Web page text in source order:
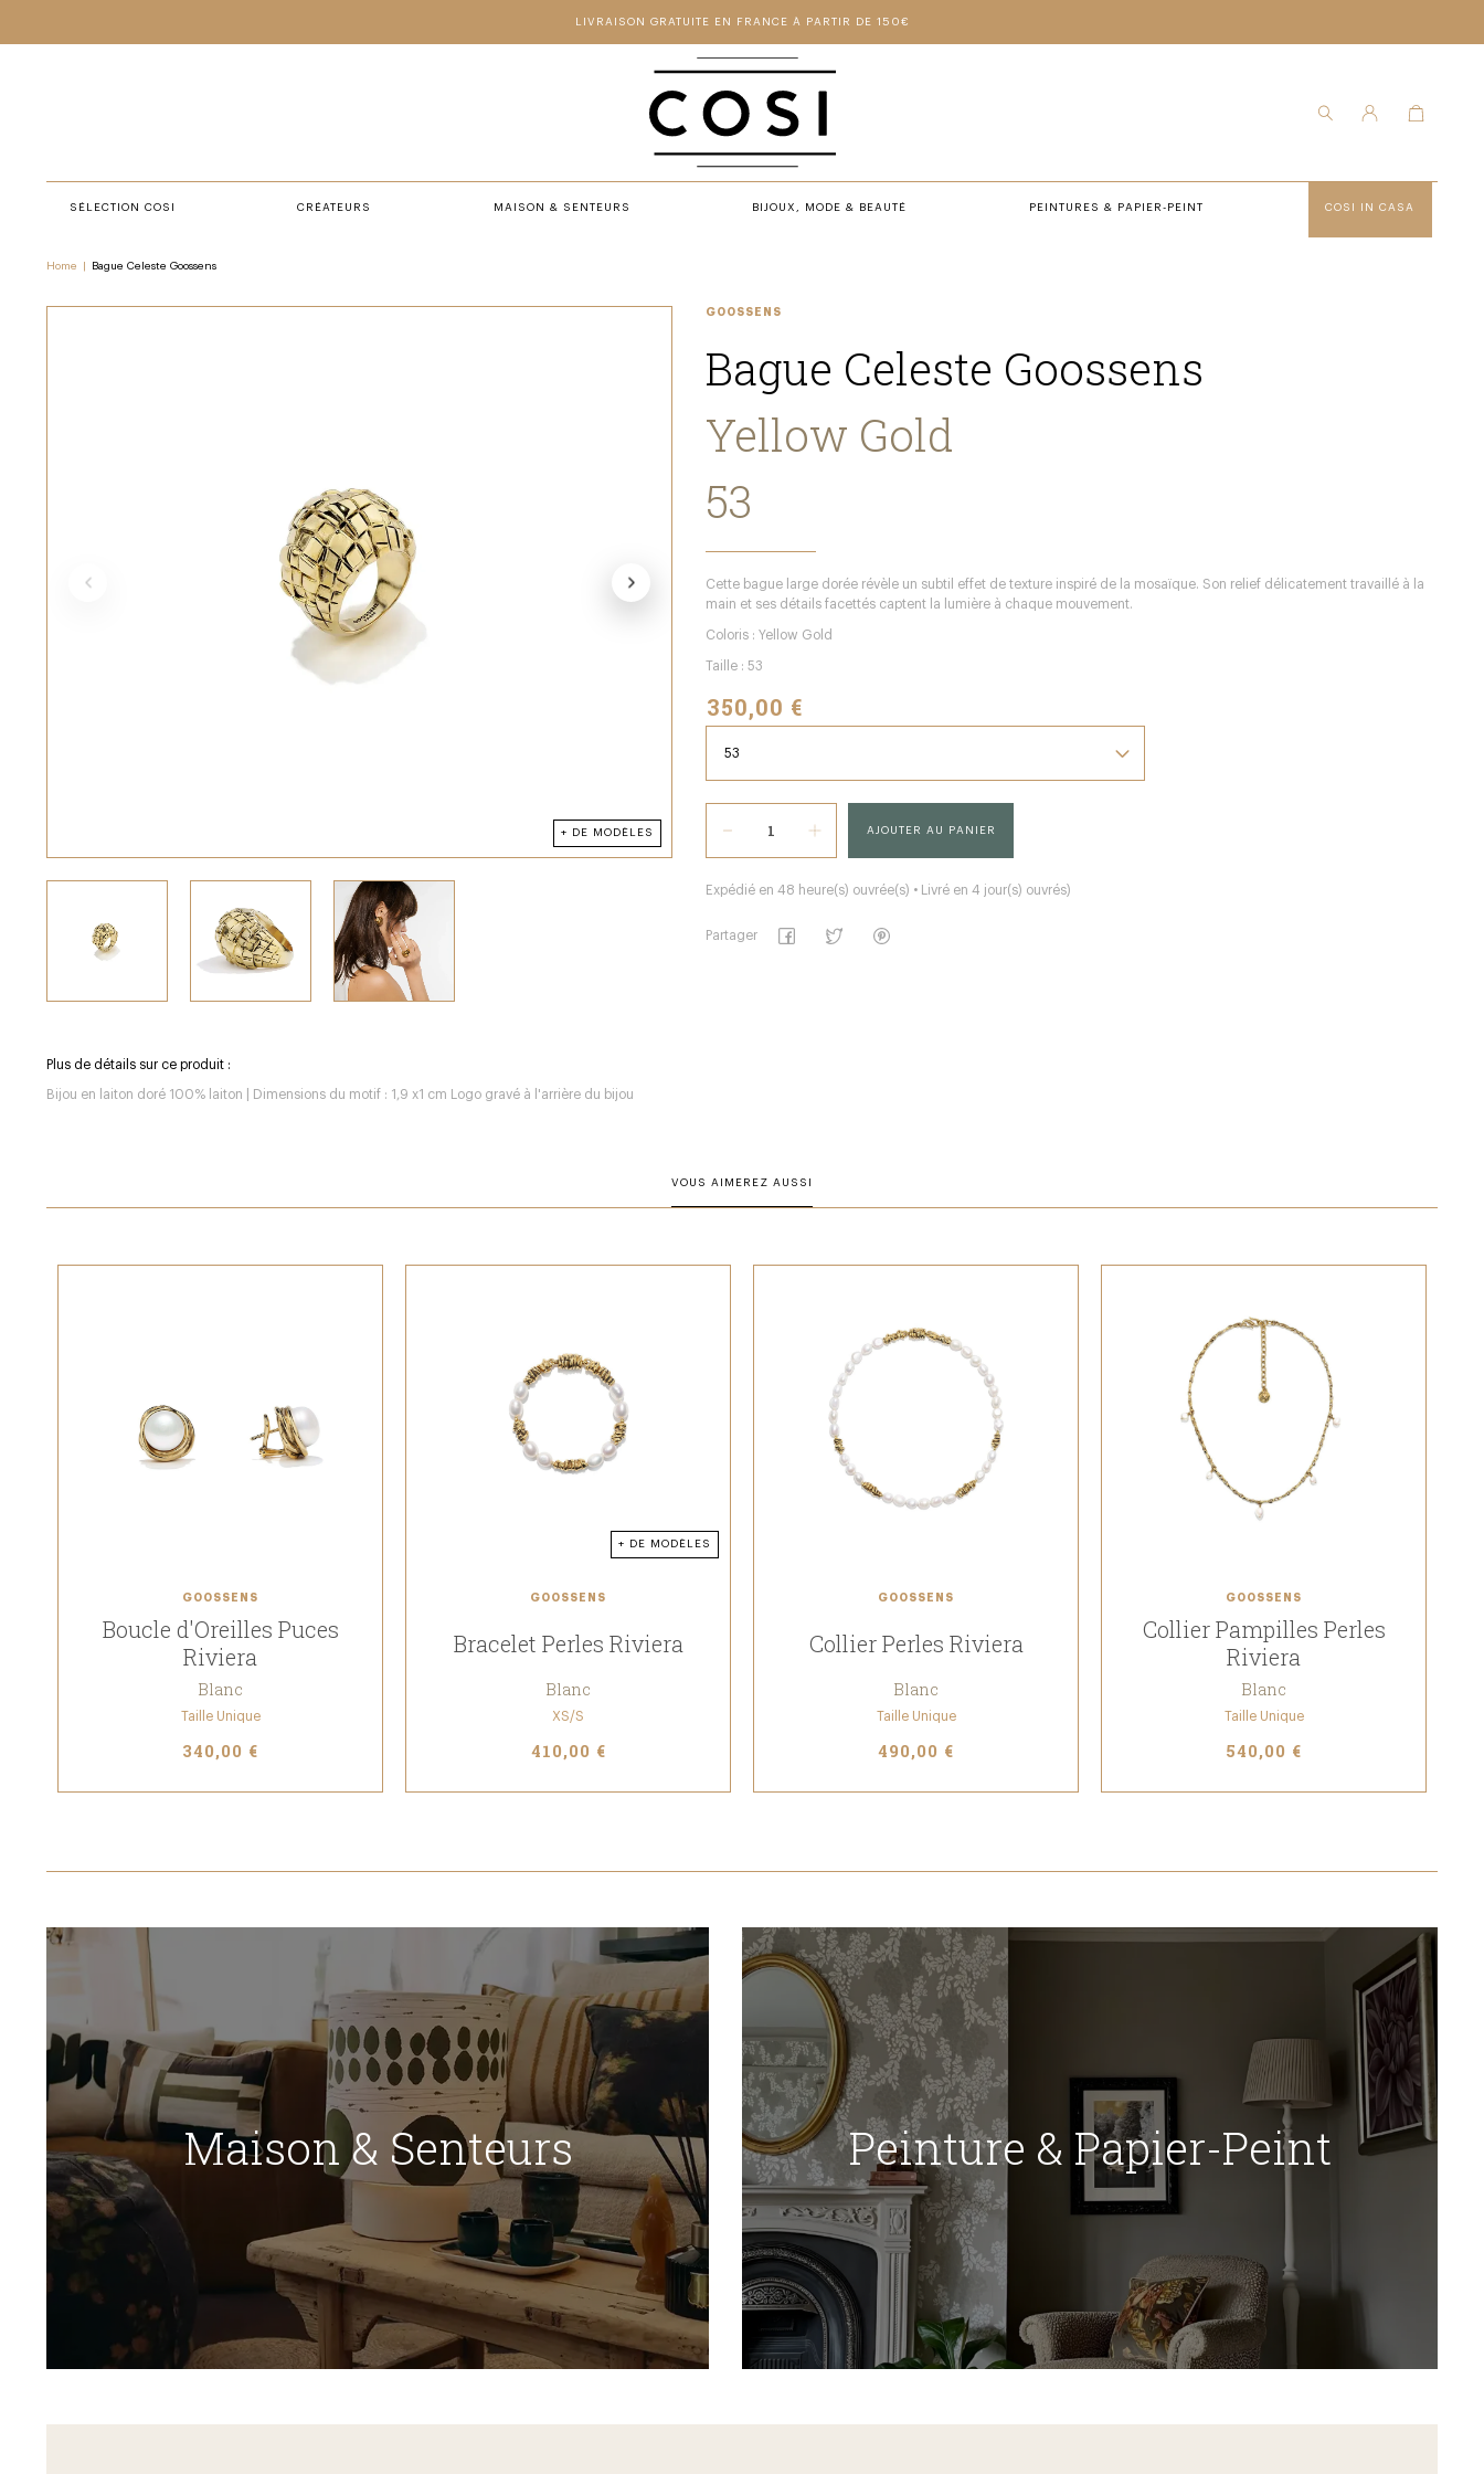
LIVRAISON GRATUITE EN FRANCE À PARTIR DE 150€
SÉLECTION COSI CRÉATEURS MAISON & SENTEURS BIJOUX, MODE & BEAUTÉ PEINTURES & PAPIER-PEINT COSI IN CASA
Home Bague Celeste Goossens
+ DE MODÈLES
GOOSSENS
Bague Celeste Goossens
Yellow Gold
53
Cette bague large dorée révèle un subtil effet de texture inspiré de la mosaïque. Son relief délicatement travaillé à la
main et ses détails facettés captent la lumière à chaque mouvement.
Coloris : Yellow Gold
Taille : 53
350,00 €
AJOUTER AU PANIER
Expédié en 48 heure(s) ouvrée(s) • Livré en 4 jour(s) ouvrés)
Partager
Plus de détails sur ce produit :
Bijou en laiton doré 100% laiton | Dimensions du motif : 1,9 x1 cm Logo gravé à l'arrière du bijou
VOUS AIMEREZ AUSSI
GOOSSENS
Boucle d'Oreilles Puces
Riviera
Blanc
Taille Unique
340,00 €
+ DE MODÈLES
GOOSSENS
Bracelet Perles Riviera
Blanc
XS/S
410,00 €
GOOSSENS
Collier Perles Riviera
Blanc
Taille Unique
490,00 €
GOOSSENS
Collier Pampilles Perles
Riviera
Blanc
Taille Unique
540,00 €
Maison & Senteurs Peinture & Papier-Peint